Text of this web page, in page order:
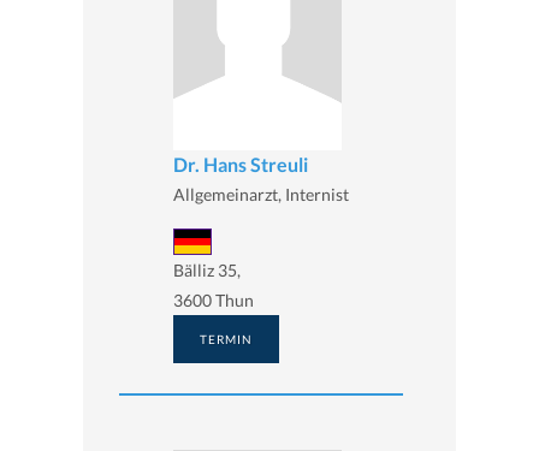
Dr. Hans Streuli
Allgemeinarzt, Internist
Bälliz 35,
3600 Thun
TERMIN